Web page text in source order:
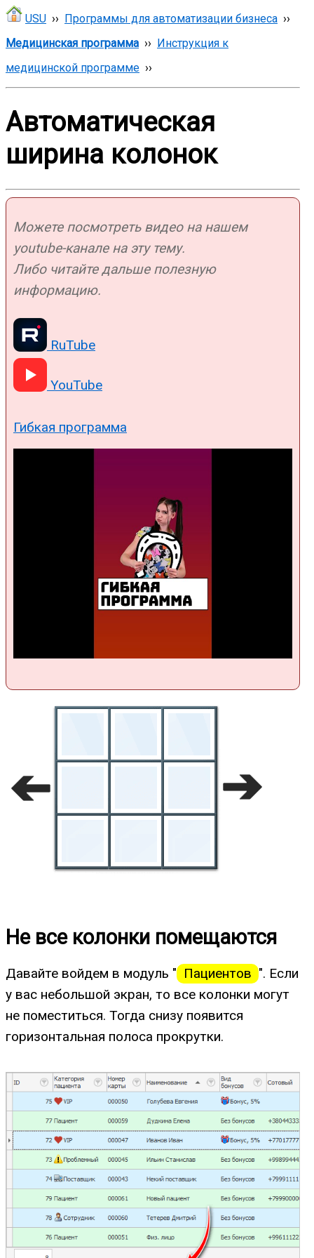
USU ›› Программы для автоматизации бизнеса ››
Медицинская программа ›› Инструкция к
медицинской программе ››
Автоматическая
ширина колонок
Можете посмотреть видео на нашем
youtube-канале на эту тему.
Либо читайте дальше полезную
информацию.
RuTube
YouTube
Гибкая программа
Не все колонки помещаются
Давайте войдем в модуль " Пациентов ". Если
у вас небольшой экран, то все колонки могут
не поместиться. Тогда снизу появится
горизонтальная полоса прокрутки.